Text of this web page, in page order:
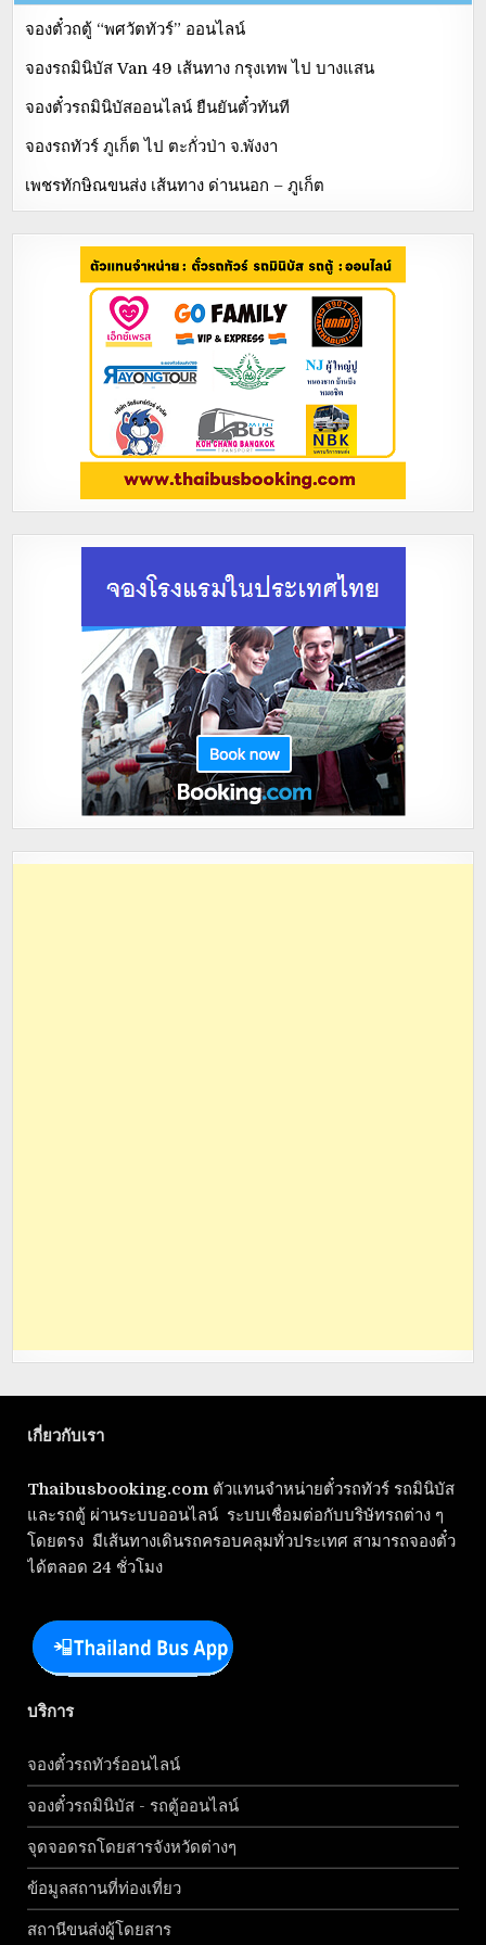
จองตั๋วถตู้ “พศวัตทัวร์” ออนไลน์
จองรถมินิบัส Van 49 เส้นทาง กรุงเทพ ไป บางแสน
จองตั๋วรถมินิบัสออนไลน์ ยืนยันตั๋วทันที
จองรถทัวร์ ภูเก็ต ไป ตะกั่วป่า จ.พังงา
เพชรทักษิณขนส่ง เส้นทาง ด่านนอก – ภูเก็ต
เกี่ยวกับเรา
Thaibusbooking.com ตัวแทนจำหน่ายตั๋วรถทัวร์ รถมินิบัส
และรถตู้ ผ่านระบบออนไลน์ ระบบเชื่อมต่อกับบริษัทรถต่าง ๆ
โดยตรง มีเส้นทางเดินรถครอบคลุมทั่วประเทศ สามารถจองตั๋ว
ได้ตลอด 24 ชั่วโมง
บริการ
จองตั๋วรถทัวร์ออนไลน์
จองตั๋วรถมินิบัส - รถตู้ออนไลน์
จุดจอดรถโดยสารจังหวัดต่างๆ
ข้อมูลสถานที่ท่องเที่ยว
สถานีขนส่งผู้โดยสาร